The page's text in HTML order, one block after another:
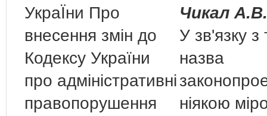
УкраЇни Про
внесення змін до
Кодексу України
про адміністративні
правопорушення
Чикал А.В.
У зв'язку
назва
ніякою